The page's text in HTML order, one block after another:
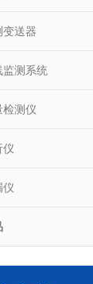
变送器
测系统
检测仪
仪
仪